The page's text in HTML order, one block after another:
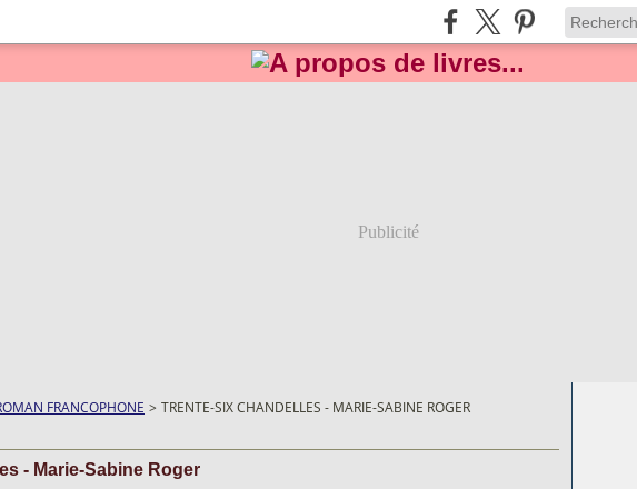
Publicité
FRANCOPHONE > TRENTE-SIX CHANDELLES - MARIE-SABINE ROGER
- Marie-Sabine Roger